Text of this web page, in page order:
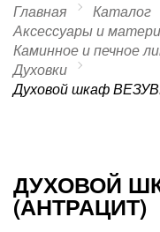
Главная
Каталог
Аксессуары и
Каминное и печное
Духовки
Духовой шкаф
ДУХОВОЙ
(АНТРАЦИТ)